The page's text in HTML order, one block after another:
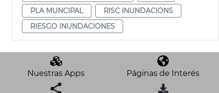
PLA MUNCIPAL
RISC INUNDACIONS
RIESGO INUNDACIONES
Nuestras Apps Páginas de Interés